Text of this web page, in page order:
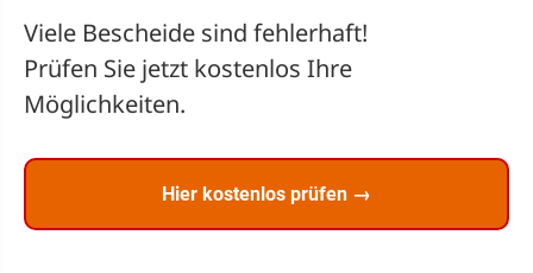
Viele Bescheide sind fehlerhaft!
Prüfen Sie jetzt kostenlos Ihre
Möglichkeiten.
Hier kostenlos prüfen →